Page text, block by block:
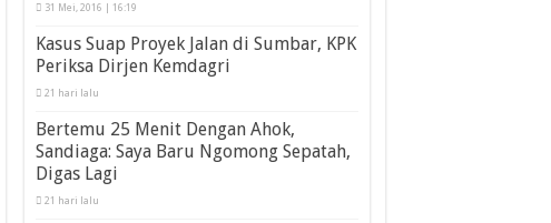
31 Mei, 2016 | 16:19
Kasus Suap Proyek Jalan di Sumbar, KPK
Periksa Dirjen Kemdagri
21 hari lalu
Bertemu 25 Menit Dengan Ahok,
Sandiaga: Saya Baru Ngomong Sepatah,
Digas Lagi
21 hari lalu